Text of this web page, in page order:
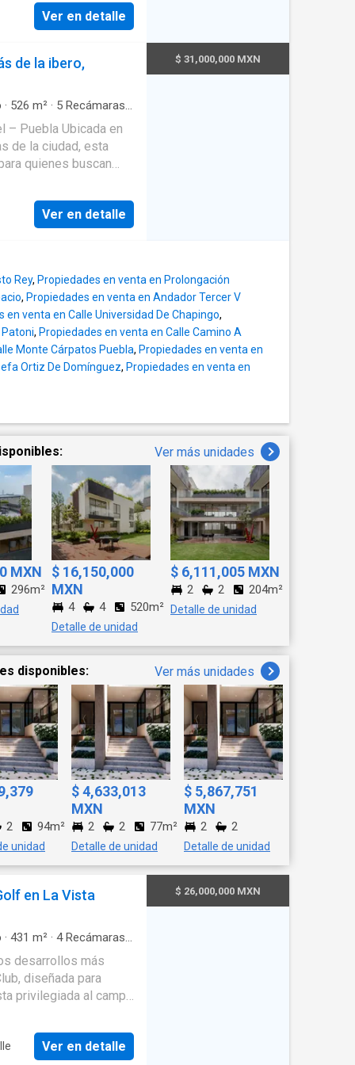
brindar iluminación
y cercanía a
colegios.
Ver en detalle
de la ibero,
· 526 m² · 5 Recámaras·
·Zona infantil ·
Circuito cerrado de
por cable·Gas natural
Ubicada en
de la ciudad, esta
quienes buscan
y materiales
BARRA Y ALACENA -
- CUARTO DE
LAVADO - PATIO DE
DE MÁRMOL -
ILUMINACIÓN -
DE PRIMERA -
ya y ven a conocer
Ver en detalle
$ 31,000,000 MXN
Rey, Propiedades en venta en Prolongación
, Propiedades en venta en Andador Tercer V
en venta en Calle Universidad De Chapingo,
, Propiedades en venta en Calle Camino A
Monte Cárpatos Puebla, Propiedades en venta en
Ortiz De Domínguez, Propiedades en venta en
Ver más unidades
MXN
296m²
$ 16,150,000
MXN
4 4 520m²
Detalle de unidad
$ 6,111,005 MXN
2 2 204m²
Detalle de unidad
disponibles: Ver más unidades
2 94m²
unidad
$ 4,633,013
MXN
2 2 77m²
Detalle de unidad
$ 5,867,751
MXN
2 2
Detalle de unidad
en La Vista
· 431 m² · 4Recámaras·
de servicio·Balcón
·Internet·Bodega·
cable·Zonas verdes·
desarrollos más
diseñada para
privilegiada al campo
distribución ideal para
Ver en detalle
$ 26,000,000 MXN